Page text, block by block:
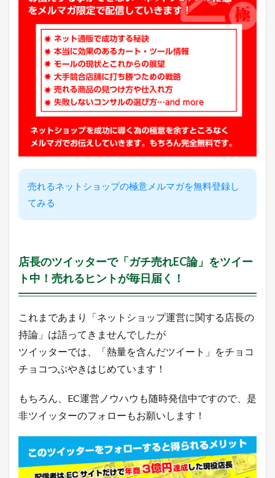
ー
ラ
ン
キ
ン
グ
2.2
ヤ
フ
ー
ョ
ッ
ピ
ン
売
れ
ン
グ
A
a
n
売
れ
ラ
キ
Y
売れるネットショップの極意メルマガを無料登録し
てみる
店長のツイッターで「ガチ売れEC論」をツイー
ト中！売れるヒントが毎日届く！
これまであまり「ネットショップ運営に関する店長の
持論」は語ってきませんでしたが
ツイッターでは、「熱量を含んだツイート」をチョコ
チョコつぶやきはじめています！
もちろん、EC運営ノウハウも随時発信中ですので、是
非ツイッターのフォローもお願いします！